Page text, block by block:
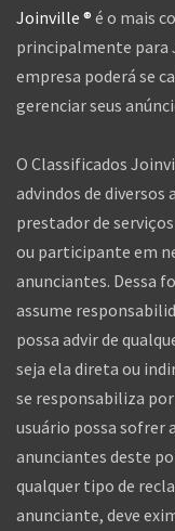
Joinville ® é o mais
principalmente para
empresa poderá se
gerenciar seus
O Classificados
advindos de
prestador de
ou participante em
anunciantes. Dessa
assume
possa advir de
seja ela direta ou
se responsabiliza
usuário possa sofrer
anunciantes deste
qualquer tipo de
anunciante, deve